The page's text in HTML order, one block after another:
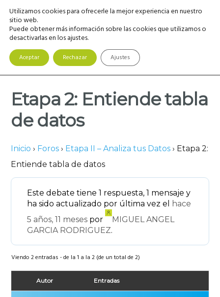
Saltar
navegación
principal
Saltar
contenido
principal
Saltar
barra
lateral
principal
MENU
Etapa 2: Entiende tabla
de datos
Inicio › Foros › Etapa II – Analiza tus Datos › Etapa 2:
Entiende tabla de datos
Este debate tiene 1 respuesta, 1 mensaje y
ha sido actualizado por última vez el
hace
5 años, 11 meses por
MIGUEL ANGEL
GARCIA RODRIGUEZ.
Viendo 2 entradas - de la 1 a la 2 (de un total de 2)
Autor Entradas
Utilizamos cookies para ofrecerle la mejor experiencia en nuestro
sitio web.
Puede obtener más información sobre las cookies que utilizamos o
desactivarlas en los ajustes.
Aceptar Rechazar Ajustes